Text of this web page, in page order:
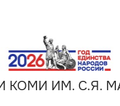
КОМИ ИМ. С.Я.